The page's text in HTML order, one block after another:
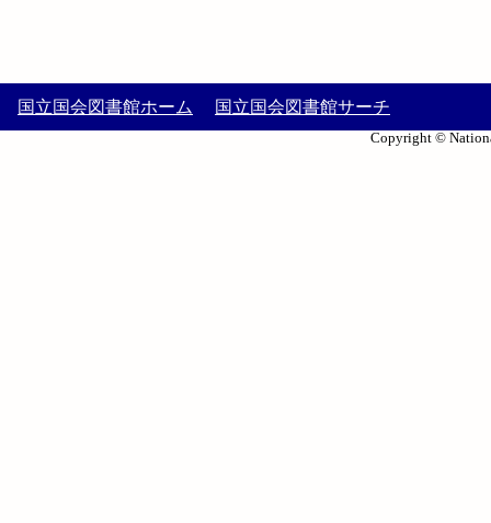
国立国会図書館ホーム 国立国会図書館サーチ
Copyright ©